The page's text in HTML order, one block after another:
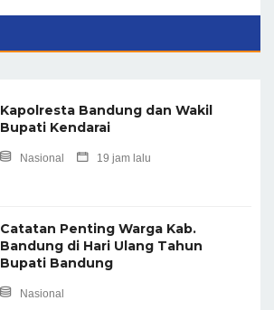
Kapolresta Bandung dan Wakil
Bupati Kendarai
Nasional 19 jam lalu
Catatan Penting Warga Kab.
Bandung di Hari Ulang Tahun
Bupati Bandung
Nasional